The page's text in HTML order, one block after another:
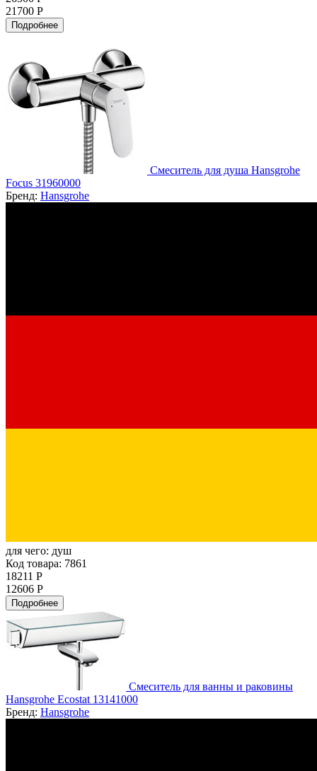
21700 Р
Подробнее
Смеситель для душа Hansgrohe
Focus 31960000
Бренд: Hansgrohe
для чего: душ
Код товара: 7861
18211 Р
12606 Р
Подробнее
Смеситель для ванны и раковины
Hansgrohe Ecostat 13141000
Бренд: Hansgrohe